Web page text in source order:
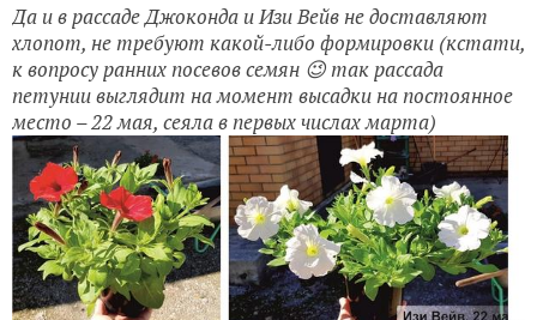
Да и в рассаде Джоконда и Изи Вейв не доставляют
хлопот, не требуют какой-либо формировки (кстати,
к вопросу ранних посевов семян 😉 так рассада
петунии выглядит на момент высадки на постоянное
место – 22 мая, сеяла в первых числах марта)